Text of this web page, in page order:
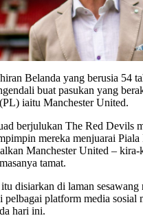
Belanda yang berusia 54
buat pasukan yang
iaitu Manchester United.
berjulukan The Red Devils
mereka menjuarai
Manchester United –
tamat.
disiarkan di laman sesawang
pelbagai platform media sosial
hari ini.